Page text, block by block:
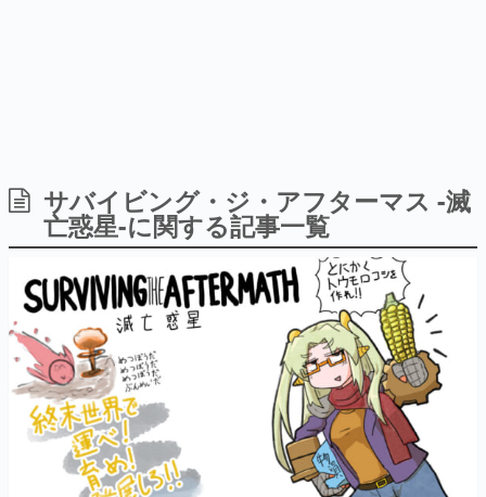
日本のコンテンツ産業やカルチャーに与えた影響を探る企
画です。
日本モバイルゲーム産業史
日本のモバイルゲーム史における主要なトピック・タイト
ルを網羅するほか、開発者へのインタビューや識者による
解説を掲載。約20年の歴史が一望できる決定版！
若ゲのいたり〜ゲームクリエイターの青春〜
『うつヌケ』『ペンと箸』等で知られるマンガ家・田中圭
一先生によるゲーム業界レポートマンガです。
なんでゲームは面白い？
ゲーム開発者・hamatsu氏がゲームの魅力を画面や操作の
具体的な形から解き明かしていく、硬派で骨太な評論連載
です。
サバイビング・ジ・アフターマス -滅
亡惑星-に関する記事一覧